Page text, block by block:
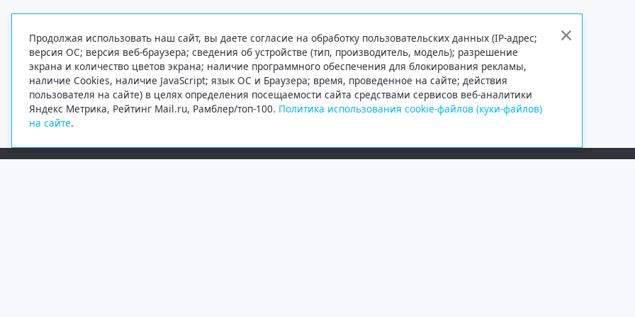
Продолжая использовать наш сайт, вы даете согласие на обработку пользовательских данных (IP-адрес;
версия ОС; версия веб-браузера; сведения об устройстве (тип, производитель, модель); разрешение
экрана и количество цветов экрана; наличие программного обеспечения для блокирования рекламы,
наличие Cookies, наличие JavaScript; язык ОС и Браузера; время, проведенное на сайте; действия
пользователя на сайте) в целях определения посещаемости сайта средствами сервисов веб-аналитики
Яндекс Метрика, Рейтинг Mail.ru, Рамблер/топ-100. Политика использования cookie-файлов (куки-файлов)
на сайте.